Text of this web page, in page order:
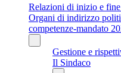
Relazioni di inizio e
Organi di indirizzo
competenze-mandato
Gestione e
Il Sindaco